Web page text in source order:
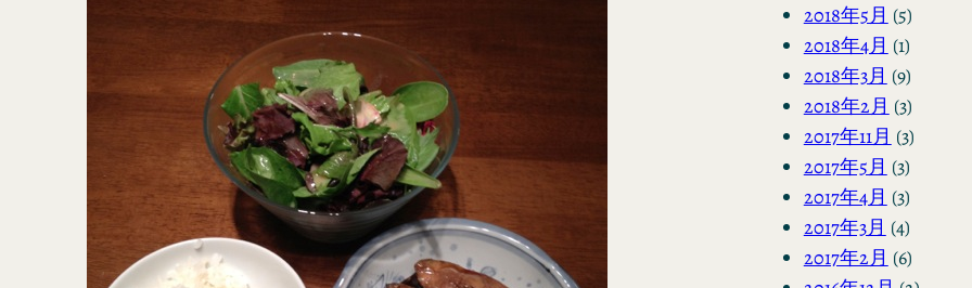
2018年5月 (5)
2018年4月 (1)
2018年3月 (9)
2018年2月 (3)
2017年11月 (3)
2017年5月 (3)
2017年4月 (3)
2017年3月 (4)
2017年2月 (6)